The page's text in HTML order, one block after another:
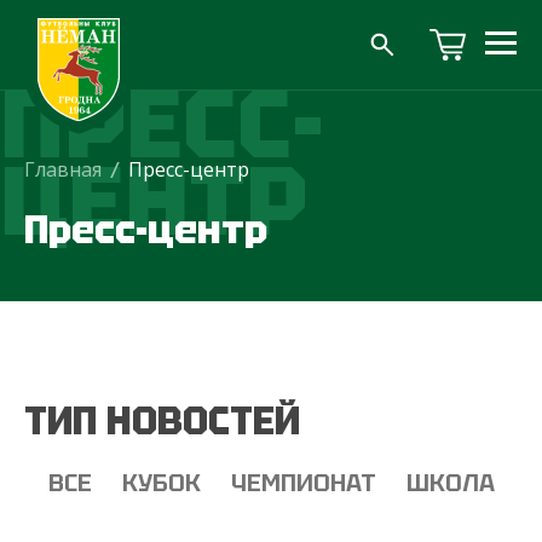
ПРЕСС-
ЦЕНТР
Главная / Пресс-центр
Пресс-центр
ТИП НОВОСТЕЙ
ВСЕ КУБОК ЧЕМПИОНАТ ШКОЛА